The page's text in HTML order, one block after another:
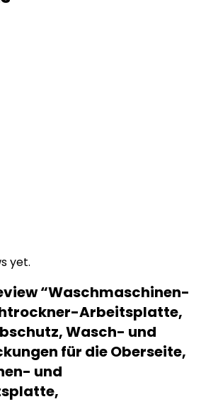
yet.
“Waschmaschinen-
Arbeitsplatte,
Wasch- und
für die Oberseite,
und